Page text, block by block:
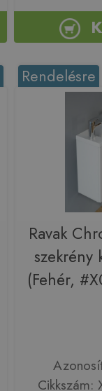
Rendelésre
Ravak
szekrény
(Fehér,